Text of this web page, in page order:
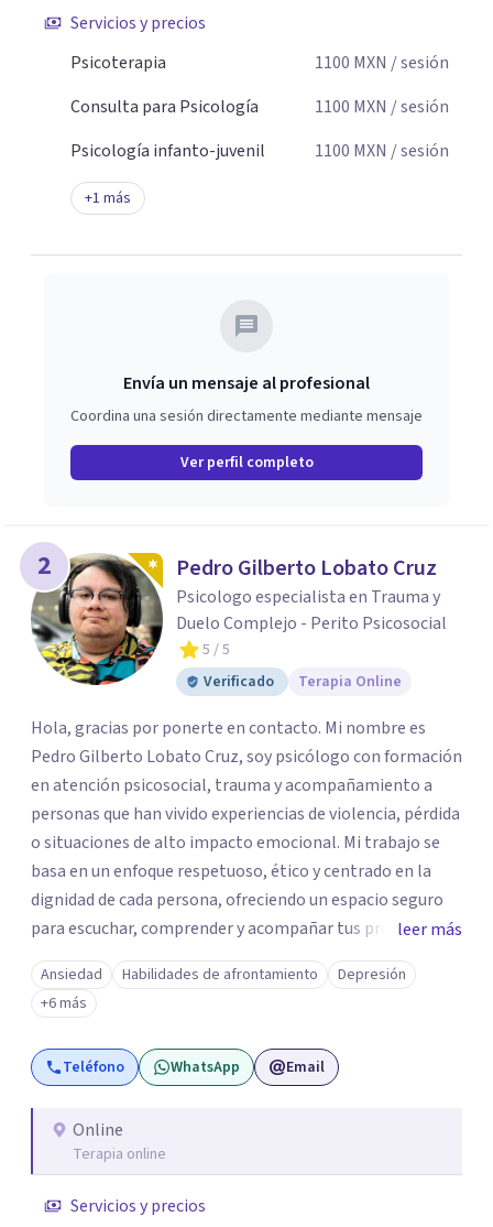
Servicios y precios
Psicoterapia
1100 MXN / sesión
Consulta para Psicología
1100 MXN / sesión
Psicología infanto-juvenil
1100 MXN / sesión
+1 más
Envía un mensaje al profesional
Coordina una sesión directamente mediante mensaje
Ver perfil completo
2 Pedro Gilberto Lobato Cruz
Psicologo especialista en Trauma y
Duelo Complejo - Perito Psicosocial
5 / 5
Verificado
Terapia Online
Hola, gracias por ponerte en contacto. Mi nombre es
Pedro Gilberto Lobato Cruz, soy psicólogo con formación
en atención psicosocial, trauma y acompañamiento a
personas que han vivido experiencias de violencia, pérdida
o situaciones de alto impacto emocional. Mi trabajo se
basa en un enfoque respetuoso, ético y centrado en la
dignidad de cada persona, ofreciendo un espacio seguro
para escuchar, comprender y acompañar tus procesos
emocionales a tu propio ritmo. Creo firmemente en la
importancia de construir juntos herramientas que
fortalezcan el bienestar, la autonomía y el sentido de
vida. Será un gusto acompañarte en este proceso. Quedo
atento para resolver cualquier duda y acordar una cita. Un
leer más
Ansiedad Habilidades de afrontamiento
Depresión
+6 más
Teléfono WhatsApp Email
Online
Terapia online
Servicios y precios